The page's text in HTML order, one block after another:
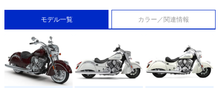
モデル一覧 カラー／関連情報